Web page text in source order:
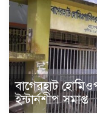
বাগেরহাট
ইন্টার্নশীপ সমাপ্ত